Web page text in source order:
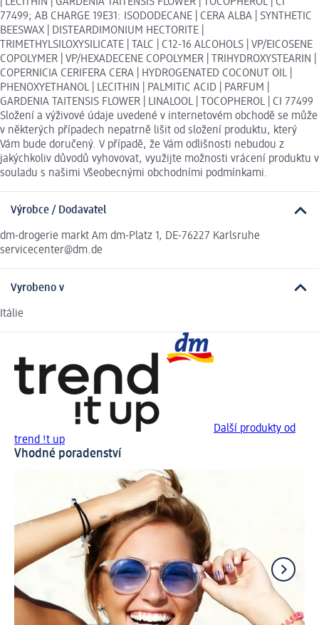
77499; AB CHARGE 19E31: ISODODECANE | CERA ALBA | SYNTHETIC
BEESWAX | DISTEARDIMONIUM HECTORITE |
TRIMETHYLSILOXYSILICATE | TALC | C12-16 ALCOHOLS | VP/EICOSENE
COPOLYMER | VP/HEXADECENE COPOLYMER | TRIHYDROXYSTEARIN |
COPERNICIA CERIFERA CERA | HYDROGENATED COCONUT OIL |
PHENOXYETHANOL | LECITHIN | PALMITIC ACID | PARFUM |
GARDENIA TAITENSIS FLOWER | LINALOOL | TOCOPHEROL | CI 77499
Složení a výživové údaje uvedené v internetovém obchodě se může
v některých případech nepatrně lišit od složení produktu, který
Vám bude doručený. V případě, že Vám odlišnosti nebudou z
jakýchkoliv důvodů vyhovovat, využijte možnosti vrácení produktu v
souladu s našimi Všeobecnými obchodními podmínkami.
Výrobce / Dodavatel
dm-drogerie markt Am dm-Platz 1, DE-76227 Karlsruhe
servicecenter@dm.de
Vyrobeno v
Itálie
Další produkty od
trend !t up
Vhodné poradenství